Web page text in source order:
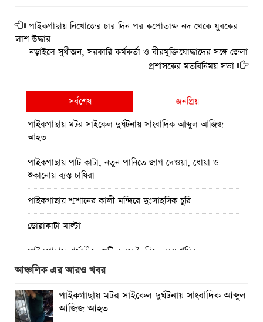
পাইকগাছায় নিখোজের চার দিন পর কপোতাক্ষ নদ থেকে যুবকের
লাশ উদ্ধার
নড়াইলে সুধীজন, সরকারি কর্মকর্তা ও বীরমুক্তিযোদ্ধাদের সঙ্গে জেলা
প্রশাসকের মতবিনিময় সভা
সর্বশেষ
জনপ্রিয়
পাইকগাছায় মটর সাইকেল দুর্ঘটনায় সাংবাদিক আব্দুল আজিজ
আহত
পাইকগাছায় পাট কাটা, নতুন পানিতে জাগ দেওয়া, ধোয়া ও
শুকানোয় ব্যস্ত চাষিরা
পাইকগাছায় শ্মশানের কালী মন্দিরে দুঃসাহসিক চুরি
ডোরাকাটা মাল্টা
পাইকগাছায় নার্সারীতে গুটি কলম তৈরিতে ব্যস্ত শ্রমিক
বিশ্ব জুড়ে আদিবাসী জনগোষ্ঠী ক্রমাগত ঝুঁকিতে
নিত্য প্রয়োজনীয় দ্রব্যমূল্যের উর্ধ্বগতির প্রতিবাদে মাগুরায় ১১দলীয়
ঐক্য জোটেরস্মারকলিপি প্রদান
আঞ্চলিক এর আরও খবর
পাইকগাছায় মটর সাইকেল দুর্ঘটনায় সাংবাদিক আব্দুল
আজিজ আহত